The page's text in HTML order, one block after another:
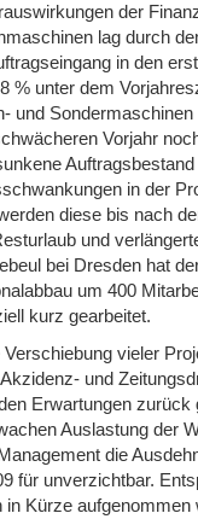
der
lag durch
in den
% unter dem
und
Vorjahr
in der
diese bis nach
und
bei Dresden hat
um 400
kurz gearbeitet.
vieler
und
Erwartungen
Auslastung der
die
für unverzichtbar.
Kürze